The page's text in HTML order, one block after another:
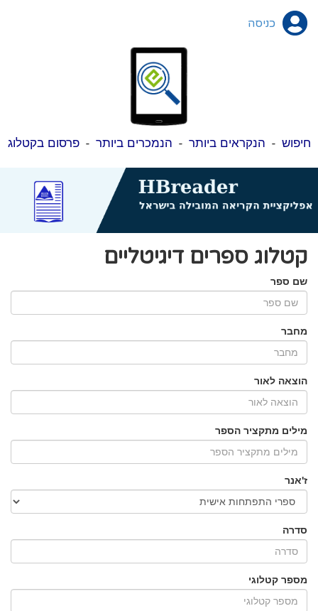
כניסה
חיפוש - הנקראים ביותר - הנמכרים ביותר -פרסום בקטלוג
קטלוג ספרים דיגיטליים
שם ספר
מחבר
הוצאה לאור
מילים מתקציר הספר
ז'אנר
סדרה
מספר קטלוגי